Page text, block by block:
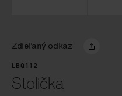
Zdieľaný odkaz
LBQ112
Stolička